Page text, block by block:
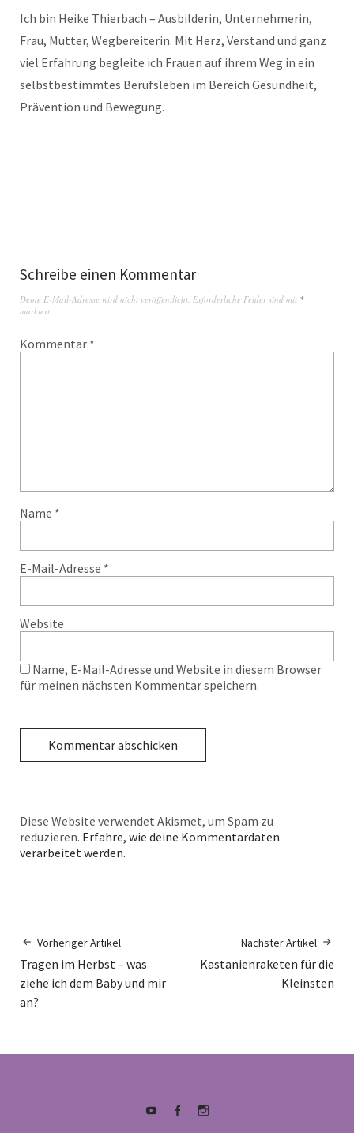
Ich bin Heike Thierbach – Ausbilderin, Unternehmerin,
Frau, Mutter, Wegbereiterin. Mit Herz, Verstand und ganz
viel Erfahrung begleite ich Frauen auf ihrem Weg in ein
selbstbestimmtes Berufsleben im Bereich Gesundheit,
Prävention und Bewegung.
Schreibe einen Kommentar
Deine E-Mail-Adresse wird nicht veröffentlicht. Erforderliche Felder sind mit *
markiert
Kommentar *
Name *
E-Mail-Adresse *
Website
Name, E-Mail-Adresse und Website in diesem Browser
für meinen nächsten Kommentar speichern.
Diese Website verwendet Akismet, um Spam zu
reduzieren. Erfahre, wie deine Kommentardaten
verarbeitet werden.
Vorheriger Artikel
Tragen im Herbst – was
ziehe ich dem Baby und mir
an?
Nächster Artikel
Kastanienraketen für die
Kleinsten